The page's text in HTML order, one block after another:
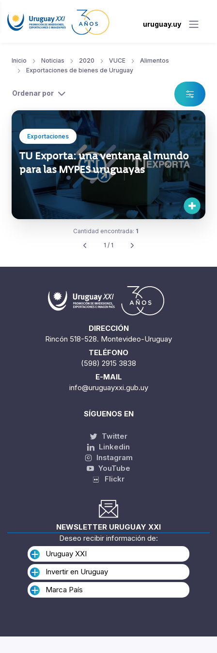
uruguay.uy
Inicio Noticias 2020 VUCE
Alimentos
Exportaciones de bienes de Uruguay
Ordenar por
Exportaciones
TU Exporta: una ventana al mundo
para las MYPES uruguayas
Cantidad encontrada: 1
1 / 1
DIRECCIÓN
Rincón 518-528. Montevideo-Uruguay
TELÉFONO
(598) 2915 3838
E-MAIL
info@uruguayxxi.gub.uy
SÍGUENOS EN
Twitter
Linkedin
Instagram
YouTube
Flickr
NEWSLETTER URUGUAY XXI
Deseo recibir información de:
Uruguay XXI
Invertir en Uruguay
Marca País